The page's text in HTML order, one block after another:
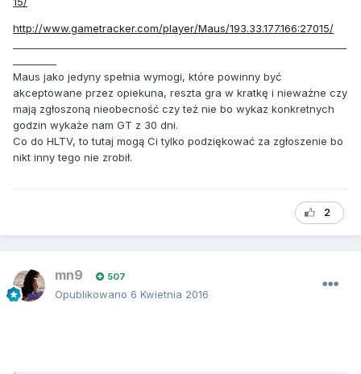
http://www.gametracker.com/player/Maus/193.33.177.166:27015/
Maus jako jedyny spełnia wymogi, które powinny być
akceptowane przez opiekuna, reszta gra w kratkę i nieważne czy
mają zgłoszoną nieobecność czy też nie bo wykaz konkretnych
godzin wykaże nam GT z 30 dni.
Co do HLTV, to tutaj mogą Ci tylko podziękować za zgłoszenie bo
nikt inny tego nie zrobił.
2
mn9 507
Opublikowano 6 Kwietnia 2016